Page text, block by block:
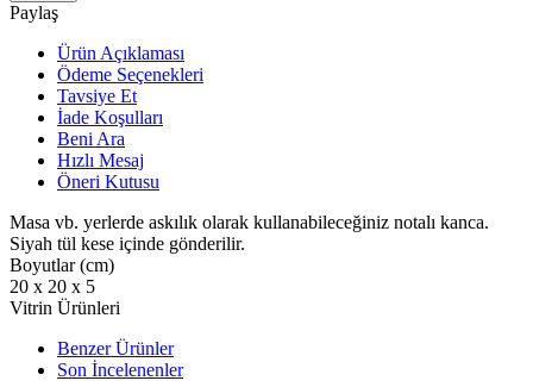
Paylaş
Ürün Açıklaması
Ödeme Seçenekleri
Tavsiye Et
İade Koşulları
Beni Ara
Hızlı Mesaj
Öneri Kutusu
Masa vb. yerlerde askılık olarak kullanabileceğiniz notalı kanca.
Siyah tül kese içinde gönderilir.
Boyutlar (cm)
20 x 20 x 5
Vitrin Ürünleri
Benzer Ürünler
Son İncelenenler